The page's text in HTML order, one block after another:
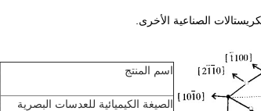
الصناعية الأخرى.
اسم المنتج
الصيغة الكيميائية للعدسات البصرية